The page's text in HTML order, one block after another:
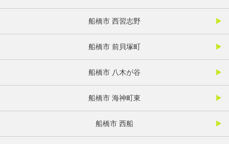
船橋市 西習志野
船橋市 前貝塚町
船橋市 八木が谷
船橋市 海神町東
船橋市 西船